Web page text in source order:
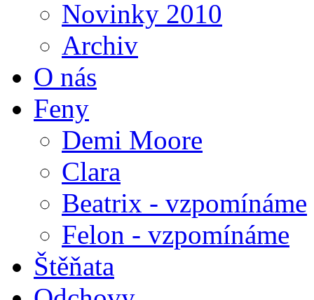
Novinky 2010
Archiv
O nás
Feny
Demi Moore
Clara
Beatrix - vzpomínáme
Felon - vzpomínáme
Štěňata